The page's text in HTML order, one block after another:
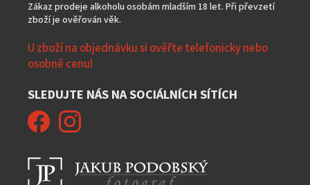
Zákaz prodeje alkoholu osobám mladším 18 let. Při převzetí
zboží je ověřován věk.
U zboží na objednávku si ověřte telefonicky nebo
osobně cenu!
SLEDUJTE NÁS NA SOCIÁLNÍCH SÍTÍCH